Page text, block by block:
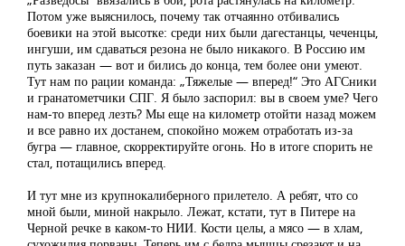
Потом уже выяснилось, почему так отчаянно отбивались
боевики на этой высотке: среди них были дагестанцы, чеченцы,
ингуши, им сдаваться резона не было никакого. В Россию им
путь заказан — вот и бились до конца, тем более они умеют.
Тут нам по рации команда: „Тяжелые — вперед!“ Это АГСники
и гранатометчики СПГ. Я было заспорил: вы в своем уме? Чего
нам-то вперед лезть? Мы еще на километр отойти назад можем
и все равно их достанем, спокойно можем отработать из-за
бугра — главное, скорректируйте огонь. Но в итоге спорить не
стал, потащились вперед.
И тут мне из крупнокалиберного прилетело. А ребят, что со
мной были, миной накрыло. Лежат, кстати, тут в Питере на
Черной речке в каком-то НИИ. Кости целы, а мясо — в хлам,